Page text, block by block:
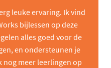
leuke ervaring. Ik vind
bijlessen op deze
alles goed voor de
en ondersteunen je
nog meer leerlingen op